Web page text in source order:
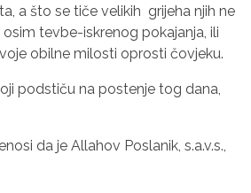
a što se tiče velikih grijeha njih ne
tevbe-iskrenog pokajanja, ili
obilne milosti oprosti čovjeku.
podstiču na postenje tog dana,
da je Allahov Poslanik, s.a.v.s.,